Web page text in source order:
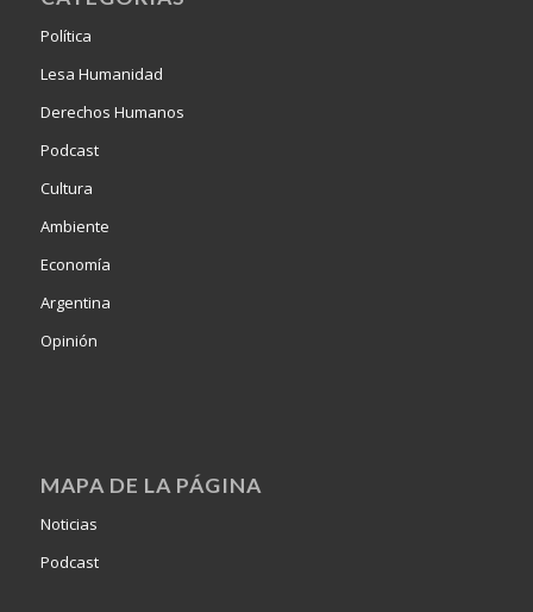
Política
Lesa Humanidad
Derechos Humanos
Podcast
Cultura
Ambiente
Economía
Argentina
Opinión
MAPA DE LA PÁGINA
Noticias
Podcast